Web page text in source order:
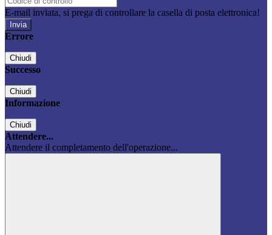
E-mail inviata, si prega di controllare la casella di posta elettronica!
Errore
Chiudi
Successo
Chiudi
Informazione
Chiudi
Attendere...
Attendere il completamento dell'operazione...